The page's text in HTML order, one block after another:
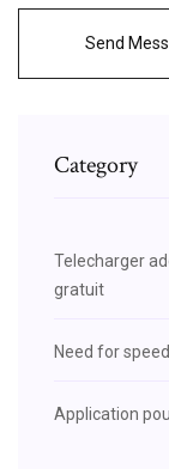
Send
Category
Telecharger
gratuit
Need for
Application